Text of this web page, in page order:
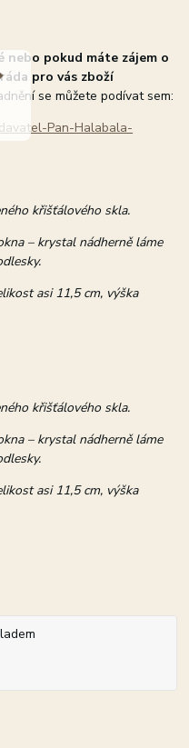
nebo pokud máte zájem o
ráda pro vás zboží
se můžete podívat sem:
Pan-Halabala-
křišťálového skla.
– krystal nádherně láme
asi 11,5 cm, výška
křišťálového skla.
– krystal nádherně láme
asi 11,5 cm, výška